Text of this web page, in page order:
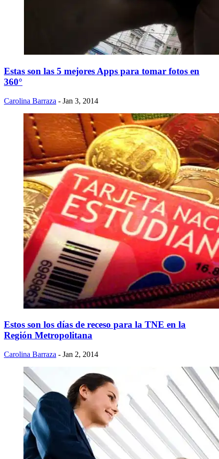
Estas son las 5 mejores Apps para tomar fotos en
360°
Carolina Barraza - Jan 3, 2014
Estos son los días de receso para la TNE en la
Región Metropolitana
Carolina Barraza - Jan 2, 2014